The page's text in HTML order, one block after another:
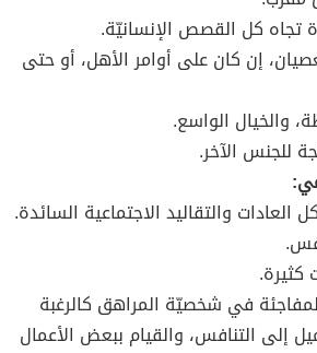
كل القصص الإنسانيّة.
إن كان على أوامر الأهل، أو حتى
والخيال الواسع.
للجنس الآخر.
العادات والتقاليد الاجتماعية السائدة.
كثيرة.
في شخصيّة المراهق كالرغبة
إلى التنافس، والقيام ببعض الأعمال